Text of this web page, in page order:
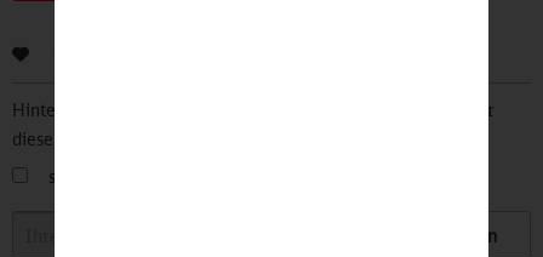
Hinterlegen Sie Ihre Email Adresse und bleiben Sie stets über
diesen Artikel informiert.
sobald der Artikel wieder
Speichern